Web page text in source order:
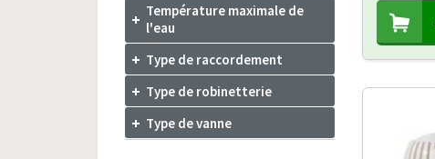
Température maximale de
l'eau
Type de raccordement
Type de robinetterie
Type de vanne